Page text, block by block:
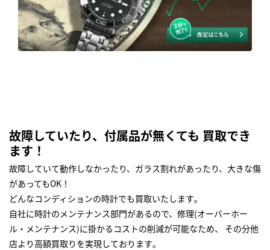
故障していたり、付属品が無くても 買取でき
ます！
故障していて動作しなかったり、ガラス割れがあったり、大きな傷
があってもOK！
どんなコンディションの時計でも買取いたします｡
自社に時計のメンテナンス部門があるので、修理(オーバーホー
ル・メンテナンス)に掛かるコストの削減が可能なため、 その分他
店より高額買取りを実現しております｡